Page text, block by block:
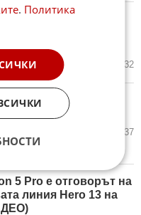
рекорден полет,
2 732
но факт: Вече има
дъжд
3 637
5 Pro е отговорът на
линия Hero 13 на
. Политика